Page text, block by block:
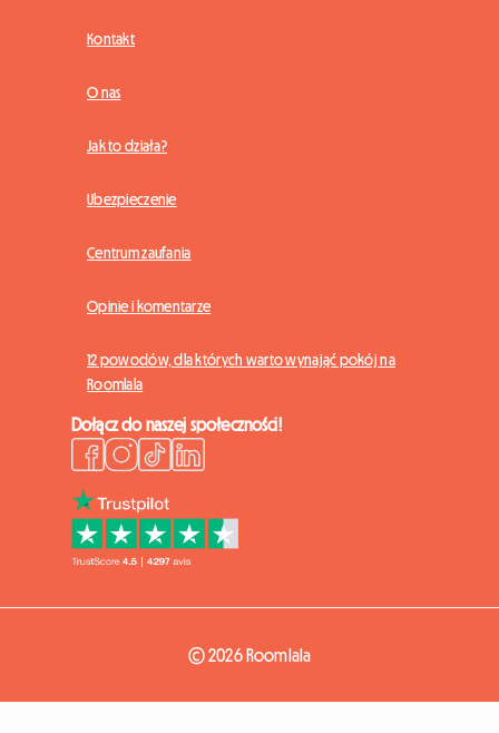
Kontakt
O nas
Jak to działa?
Ubezpieczenie
Centrum zaufania
Opinie i komentarze
12 powodów, dla których warto wynająć pokój na
Roomlala
Dołącz do naszej społeczności!
© 2026 Roomlala